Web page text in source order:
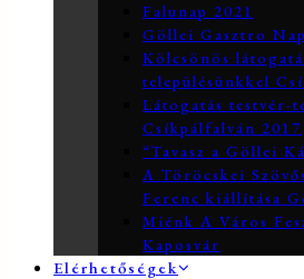
Falunap 2021
Göllei Gasztro
Kölcsönös
településünkkel
Látogatás testvér-
Csíkpálfalván 2017
“Tavasz a Göllei
A Töröcskei
Ferenc kiállítása
Miénk A Város
Kaposvár
Elérhetőségek